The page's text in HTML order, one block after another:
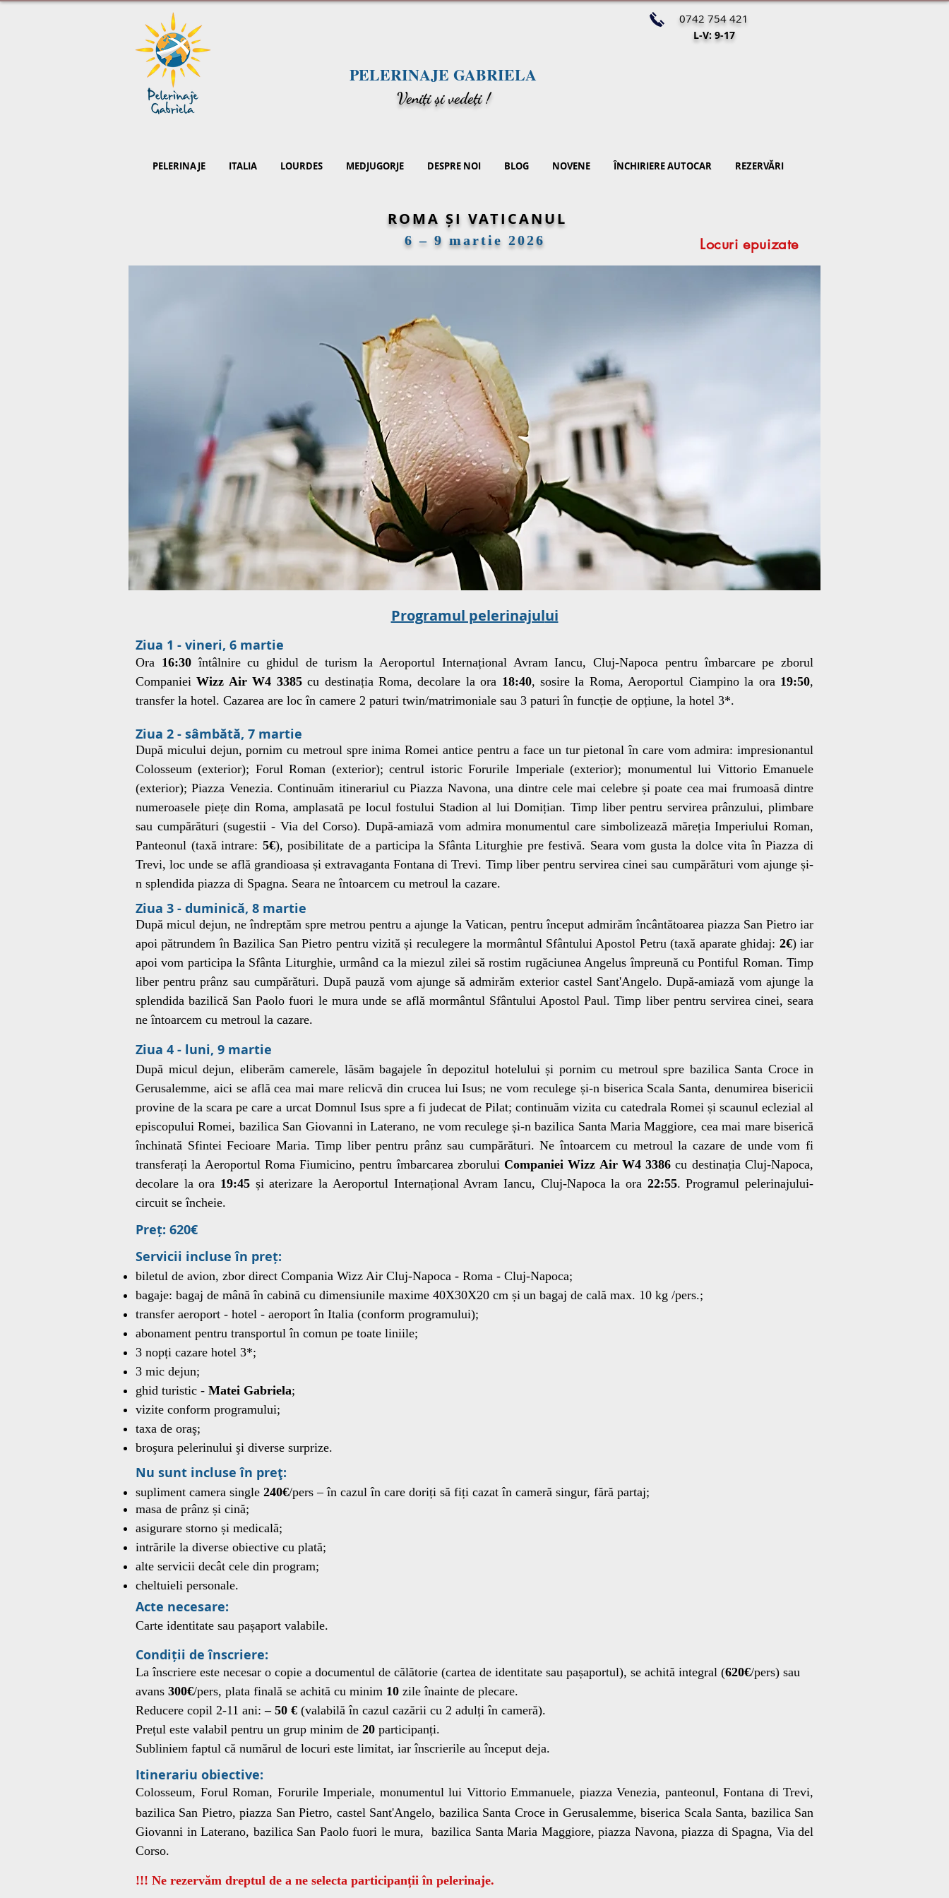
0742 754 421
L-V: 9-17
PELERINAJE GABRIELA
Veniți și vedeți !
PELERINAJE ITALIA LOURDES MEDJUGORJE DESPRE NOI BLOG NOVENE ÎNCHIRIERE AUTOCAR REZERVĂRI
ROMA ȘI VATICANUL
6 – 9 martie 2026 Locuri epuizate
Programul pelerinajului
Ziua 1 - vineri, 6 martie
Ora 16:30întâlnire cu ghidul de turism la Aeroportul Internațional Avram Iancu, Cluj-Napoca pentru îmbarcare pe zborul
CompanieiWizz Air W4 3385cu destinația Roma, decolare la ora 18:40, sosire la Roma, Aeroportul Ciampino la ora 19:50,
transfer la hotel. Cazarea are loc în camere 2 paturi twin/matrimoniale sau 3 paturi în funcție de opțiune, la hotel 3*.
Ziua 2 - sâmbătă, 7 martie
După micului dejun, pornim cu metroul spre inima Romei antice pentru a face un tur pietonal în care vom admira: impresionantul
Colosseum (exterior); Forul Roman (exterior); centrul istoric Forurile Imperiale (exterior); monumentul lui Vittorio Emanuele
(exterior); Piazza Venezia. Continuăm itinerariul cu Piazza Navona, una dintre cele mai celebre și poate cea mai frumoasă dintre
numeroasele piețe din Roma, amplasată pe locul fostului Stadion al lui Domițian. Timp liber pentru servirea prânzului, plimbare
sau cumpărături (sugestii - Via del Corso). După-amiază vom admira monumentul care simbolizează măreția Imperiului Roman,
Panteonul (taxă intrare: 5€), posibilitate de a participa la Sfânta Liturghie pre festivă. Seara vom gusta la dolce vita în Piazza di
Trevi, loc unde se află grandioasa și extravaganta Fontana di Trevi. Timp liber pentru servirea cinei sau cumpărături vom ajunge și-
n splendida piazza di Spagna. Seara ne întoarcem cu metroul la cazare.
Ziua 3 - duminică, 8 martie
După micul dejun, ne îndreptăm spre metrou pentru a ajunge la Vatican, pentru început admirăm încântătoarea piazza San Pietro iar
apoi pătrundem în Bazilica San Pietro pentru vizită și reculegere la mormântul Sfântului Apostol Petru (taxă aparate ghidaj: 2€) iar
apoi vom participa la Sfânta Liturghie, urmând ca la miezul zilei să rostim rugăciunea Angelus împreună cu Pontiful Roman. Timp
liber pentru prânz sau cumpărături. După pauză vom ajunge să admirăm exterior castel Sant'Angelo. După-amiază vom ajunge la
splendida bazilică San Paolo fuori le mura unde se află mormântul Sfântului Apostol Paul. Timp liber pentru servirea cinei, seara
ne întoarcem cu metroul la cazare.
Ziua 4 - luni, 9 martie
După micul dejun, eliberăm camerele, lăsăm bagajele în depozitul hotelului și pornim cu metroul spre bazilica Santa Croce in
Gerusalemme, aici se află cea mai mare relicvă din crucea lui Isus; ne vom reculege și-n biserica Scala Santa, denumirea bisericii
provine de la scara pe care a urcat Domnul Isus spre a fi judecat de Pilat; continuăm vizita cu catedrala Romei și scaunul eclezial al
episcopului Romei, bazilica San Giovanni in Laterano, ne vom reculege și-n bazilica Santa Maria Maggiore, cea mai mare biserică
închinată Sfintei Fecioare Maria. Timp liber pentru prânz sau cumpărături. Ne întoarcem cu metroul la cazare de unde vom fi
transferați la Aeroportul Roma Fiumicino, pentru îmbarcarea zborului Companiei Wizz Air W4 3386 cu destinația Cluj-Napoca,
decolare la ora 19:45 și aterizare la Aeroportul Internațional Avram Iancu, Cluj-Napoca la ora 22:55. Programul pelerinajului-
circuit se încheie.
Preț: 620€
Servicii incluse în preț:
biletul de avion, zbor direct Compania Wizz Air Cluj-Napoca - Roma - Cluj-Napoca;
bagaje: bagaj de mână în cabină cu dimensiunile maxime 40X30X20 cm și un bagaj de cală max. 10 kg /pers.;
transfer aeroport - hotel - aeroport în Italia (conform programului);
abonament pentru transportul în comun pe toate liniile;
3 nopți cazare hotel 3*;
3 mic dejun;
ghid turistic - Matei Gabriela;
vizite conform programului;
taxa de oraş;
broşura pelerinului şi diverse surprize.
Nu sunt incluse în preţ:
supliment camera single 240€/pers – în cazul în care doriți să fiți cazat în cameră singur, fără partaj;
masa de prânz și cină;
asigurare storno și medicală;
intrările la diverse obiective cu plată;
alte servicii decât cele din program;
cheltuieli personale.
Acte necesare:
Carte identitate sau pașaport valabile.
Condiții de înscriere:
La înscriere este necesar o copie a documentul de călătorie (cartea de identitate sau pașaportul), se achită integral (620€/pers) sau
avans 300€/pers, plata finală se achită cu minim 10 zile înainte de plecare.
Reducere copil 2-11 ani:– 50 € (valabilă în cazul cazării cu 2 adulți în cameră).
Prețul este valabil pentru un grup minim de 20 participanți.
Subliniem faptul că numărul de locuri este limitat, iar înscrierile au început deja.
Itinerariu obiective:
Colosseum, Forul Roman, Forurile Imperiale, monumentul lui Vittorio Emmanuele, piazza Venezia, panteonul, Fontana di Trevi,
bazilica San Pietro, piazza San Pietro, castel Sant'Angelo, bazilica Santa Croce in Gerusalemme, biserica Scala Santa, bazilica San
Giovanni in Laterano, bazilica San Paolo fuori le mura, bazilica Santa Maria Maggiore, piazza Navona, piazza di Spagna, Via del
Corso.
!!! Ne rezervăm dreptul de a ne selecta participanții în pelerinaje.